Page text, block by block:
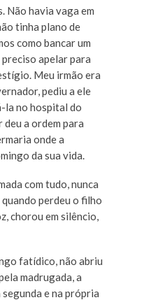
Não havia vaga em
tinha plano de
como bancar um
apelar para
Meu irmão era
pediu a ele
la no hospital do
a ordem para
onde a
da sua vida.
com tudo, nunca
quando perdeu o filho
chorou em silêncio,
fatídico, não abriu
madrugada, a
e na própria